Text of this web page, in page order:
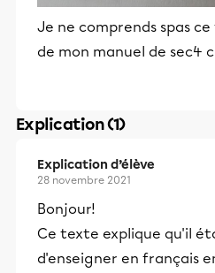
Je ne comprends spas
de mon manuel de sec4
Explication (1)
Explication d’élève
28 novembre 2021
Bonjour!
Ce texte explique qu'il
d'enseigner en français